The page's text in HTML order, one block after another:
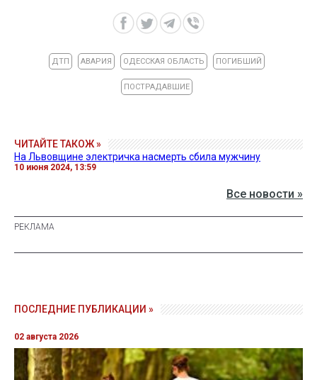
ДТП АВАРИЯ ОДЕССКАЯ ОБЛАСТЬ ПОГИБШИЙ
ПОСТРАДАВШИЕ
ЧИТАЙТЕ ТАКОЖ »
На Львовщине электричка насмерть сбила мужчину
10 июня 2024, 13:59
Все новости »
ПОСЛЕДНИЕ ПУБЛИКАЦИИ »
02 августа 2026